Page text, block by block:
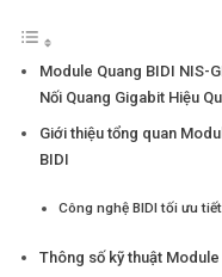
Module Quang BIDI NIS-
Nối Quang Gigabit Hiệu
Giới thiệu tổng quan
BIDI
Công nghệ BIDI tối ưu
Thông số kỹ thuật